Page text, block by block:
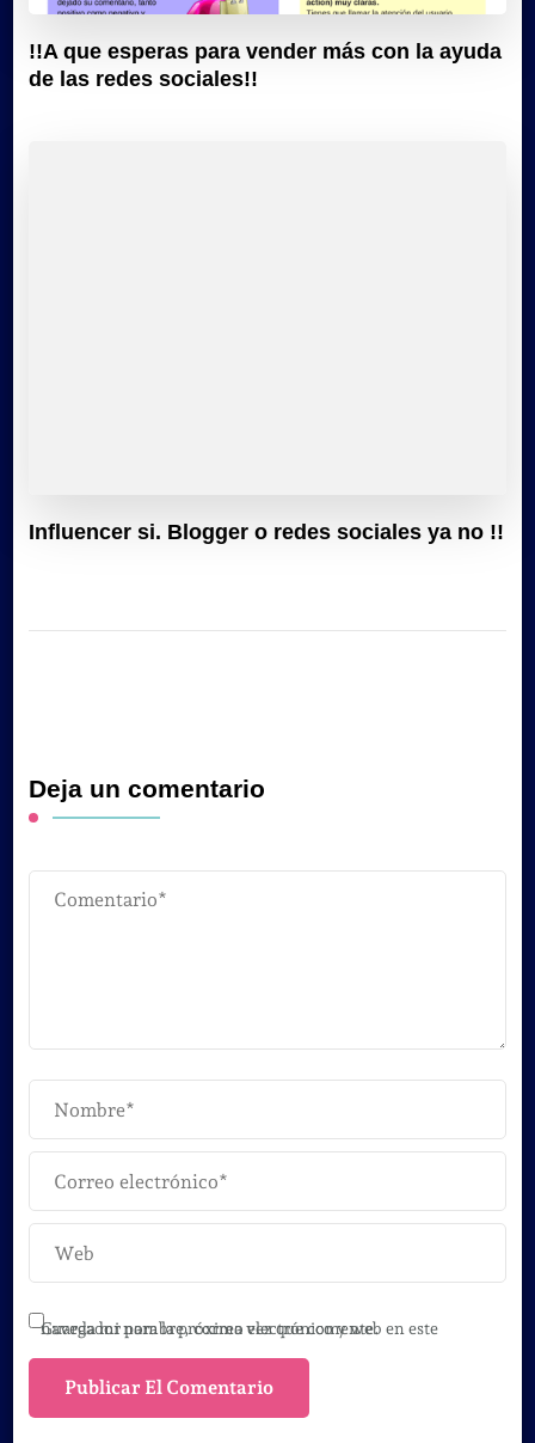
!!A que esperas para vender más con la ayuda
de las redes sociales!!
Influencer si. Blogger o redes sociales ya no !!
Deja un comentario
Guarda mi nombre, correo electrónico y web en este navegador para la próxima vez que comente.